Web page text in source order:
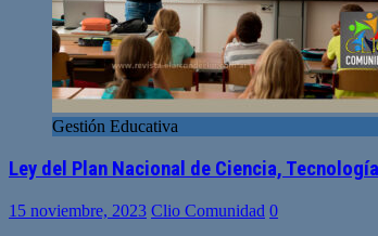
Gestión Educativa
Ley del Plan Nacional de Ciencia,
15 noviembre, 2023 Clio Comunidad 0